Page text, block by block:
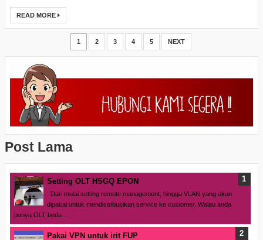
READ MORE
1 2 3 4 5 NEXT
Post Lama
Setting OLT HSGQ EPON
Dari mulai setting remote management, hingga VLAN yang akan
dipakai untuk mendistribusikan service ke customer. Walau anda
punya OLT beda ...
Pakai VPN untuk irit FUP